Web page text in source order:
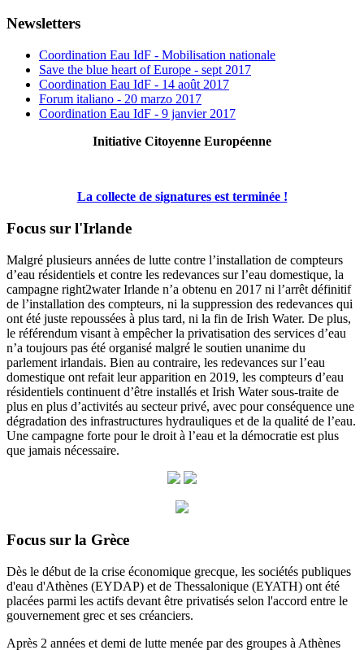
Newsletters
Coordination Eau IdF - Mobilisation nationale
Save the blue heart of Europe - sept 2017
Coordination Eau IdF - 14 août 2017
Forum italiano - 20 marzo 2017
Coordination Eau IdF - 9 janvier 2017
Initiative Citoyenne Européenne
La collecte de signatures est terminée !
Focus sur l'Irlande
Malgré plusieurs années de lutte contre l’installation de compteurs
d’eau résidentiels et contre les redevances sur l’eau domestique, la
campagne right2water Irlande n’a obtenu en 2017 ni l’arrêt définitif
de l’installation des compteurs, ni la suppression des redevances qui
ont été juste repoussées à plus tard, ni la fin de Irish Water. De plus,
le référendum visant à empêcher la privatisation des services d’eau
n’a toujours pas été organisé malgré le soutien unanime du
parlement irlandais. Bien au contraire, les redevances sur l’eau
domestique ont refait leur apparition en 2019, les compteurs d’eau
résidentiels continuent d’être installés et Irish Water sous-traite de
plus en plus d’activités au secteur privé, avec pour conséquence une
dégradation des infrastructures hydrauliques et de la qualité de l’eau.
Une campagne forte pour le droit à l’eau et la démocratie est plus
que jamais nécessaire.
Focus sur la Grèce
Dès le début de la crise économique grecque, les sociétés publiques
d'eau d'Athènes (EYDAP) et de Thessalonique (EYATH) ont été
placées parmi les actifs devant être privatisés selon l'accord entre le
gouvernement grec et ses créanciers.
Après 2 années et demi de lutte menée par des groupes à Athènes